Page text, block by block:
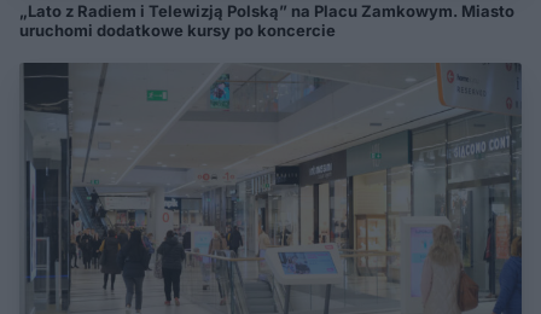
„Lato z Radiem i Telewizją Polską” na Placu Zamkowym. Miasto
uruchomi dodatkowe kursy po koncercie